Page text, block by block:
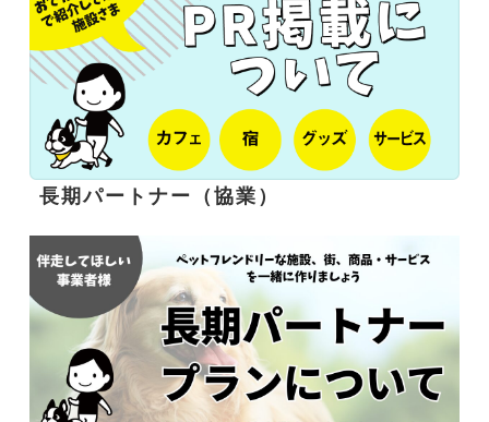
長期パートナー（協業）